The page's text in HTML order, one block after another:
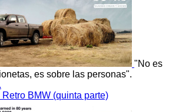
"No es
es sobre las personas".
BMW (quinta parte)